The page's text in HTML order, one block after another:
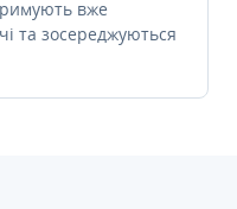
вже
та зосереджуються